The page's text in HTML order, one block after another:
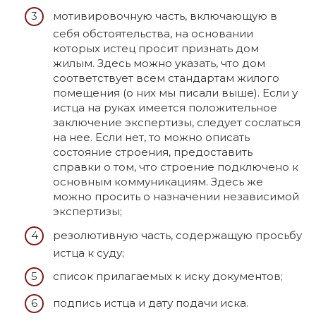
мотивировочную часть, включающую в
себя обстоятельства, на основании
которых истец просит признать дом
жилым. Здесь можно указать, что дом
соответствует всем стандартам жилого
помещения (о них мы писали выше). Если у
истца на руках имеется положительное
заключение экспертизы, следует сослаться
на нее. Если нет, то можно описать
состояние строения, предоставить
справки о том, что строение подключено к
основным коммуникациям. Здесь же
можно просить о назначении независимой
экспертизы;
резолютивную часть, содержащую просьбу
истца к суду;
список прилагаемых к иску документов;
подпись истца и дату подачи иска.